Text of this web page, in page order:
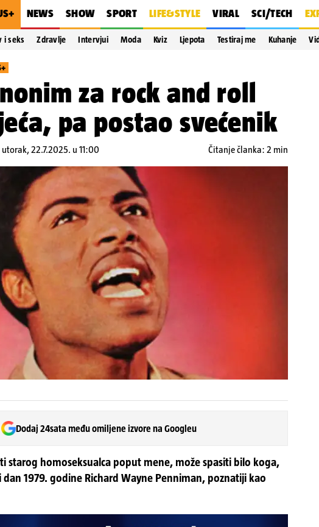
NEWS SHOW SPORT LIFE&STYLE VIRAL SCI/TECH
i seks Zdravlje Intervjui Moda Kviz Ljepota Testiraj me Kuhanje
za rock and roll
pa postao svećenik
utorak, 22.7.2025. u 11:00 Čitanje članka: 2 min
Dodaj 24sata među omiljene izvore na Googleu
starog homoseksualca poput mene, može spasiti bilo koga,
dan 1979. godine Richard Wayne Penniman, poznatiji kao